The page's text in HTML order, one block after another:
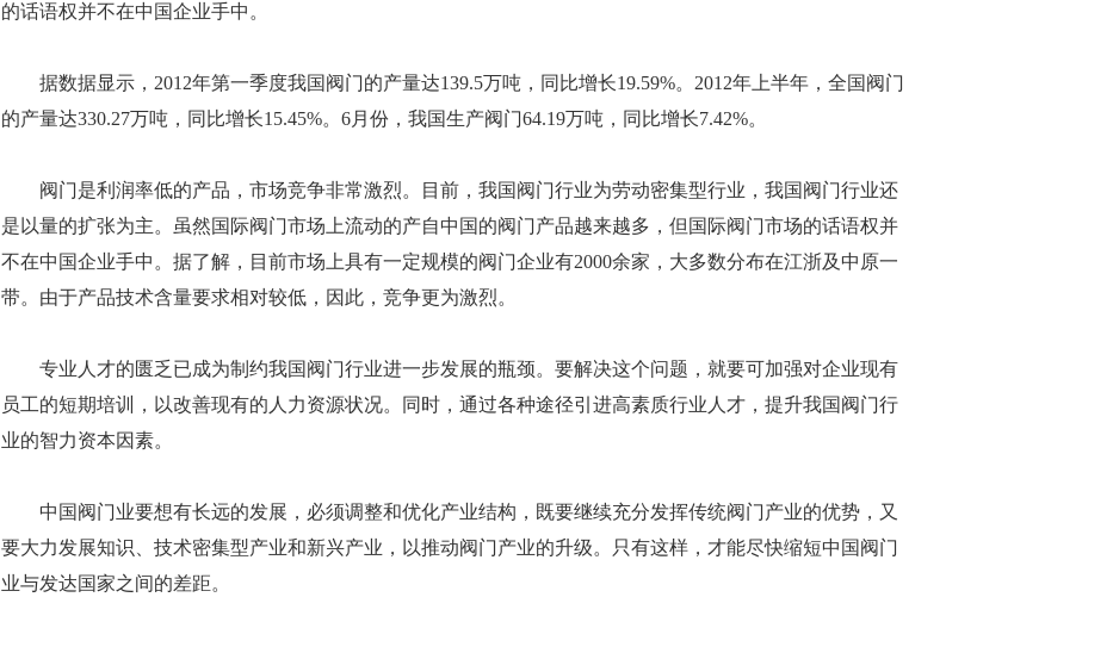
的话语权并不在中国企业手中。
据数据显示，2012年第一季度我国阀门的产量达139.5万吨，同比增长19.59%。2012年上半年，全国阀门
的产量达330.27万吨，同比增长15.45%。6月份，我国生产阀门64.19万吨，同比增长7.42%。
阀门是利润率低的产品，市场竞争非常激烈。目前，我国阀门行业为劳动密集型行业，我国阀门行业还
是以量的扩张为主。虽然国际阀门市场上流动的产自中国的阀门产品越来越多，但国际阀门市场的话语权并
不在中国企业手中。据了解，目前市场上具有一定规模的阀门企业有2000余家，大多数分布在江浙及中原一
带。由于产品技术含量要求相对较低，因此，竞争更为激烈。
专业人才的匮乏已成为制约我国阀门行业进一步发展的瓶颈。要解决这个问题，就要可加强对企业现有
员工的短期培训，以改善现有的人力资源状况。同时，通过各种途径引进高素质行业人才，提升我国阀门行
业的智力资本因素。
中国阀门业要想有长远的发展，必须调整和优化产业结构，既要继续充分发挥传统阀门产业的优势，又
要大力发展知识、技术密集型产业和新兴产业，以推动阀门产业的升级。只有这样，才能尽快缩短中国阀门
业与发达国家之间的差距。